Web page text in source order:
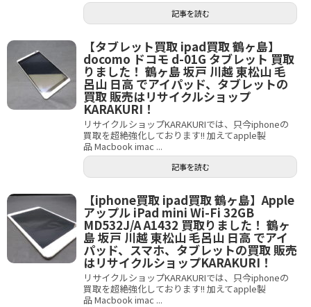
記事を読む
【タブレット買取 ipad買取 鶴ヶ島】
docomo ドコモ d-01G タブレット 買取
りました！ 鶴ヶ島 坂戸 川越 東松山 毛
呂山 日高 でアイパッド、タブレットの
買取 販売はリサイクルショップ
KARAKURI！
リサイクルショップKARAKURIでは、只今iphoneの
買取を超絶強化しております!! 加えてapple製
品 Macbook imac ...
記事を読む
【iphone買取 ipad買取 鶴ヶ島】Apple
アップル iPad mini Wi-Fi 32GB
MD532J/A A1432 買取りました！ 鶴ヶ
島 坂戸 川越 東松山 毛呂山 日高 でアイ
パッド、スマホ、タブレットの買取 販売
はリサイクルショップKARAKURI！
リサイクルショップKARAKURIでは、只今iphoneの
買取を超絶強化しております!! 加えてapple製
品 Macbook imac ...